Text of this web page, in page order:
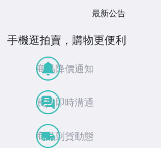
最新公告
手機逛拍賣，購物更便利
商品降價通知
買賣即時溝通
商品到貨動態